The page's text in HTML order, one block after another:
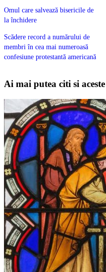
Omul care salvează bisericile de
la închidere
Scădere record a numărului de
membri în cea mai numeroasă
confesiune protestantă americană
Ai mai putea citi si